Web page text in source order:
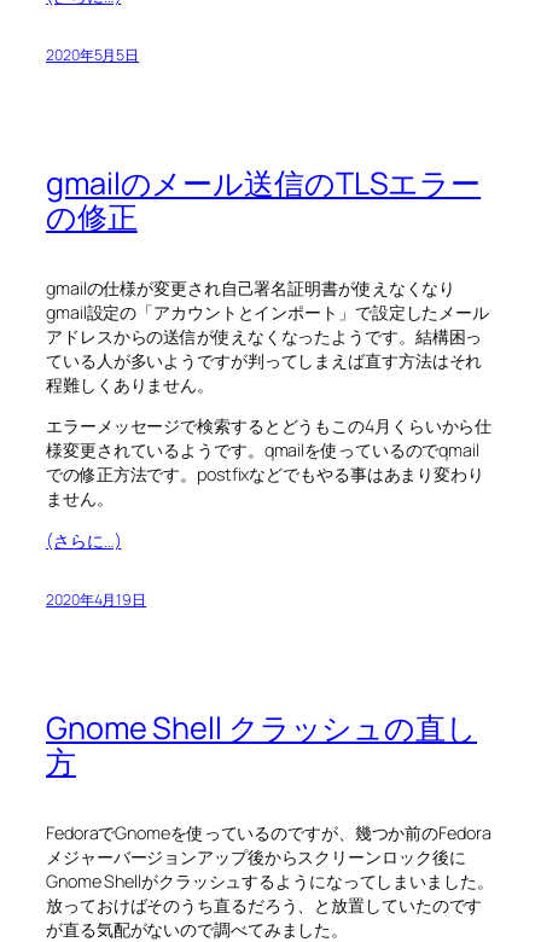
2020年5月5日
gmailのメール送信のTLSエラー
の修正
gmailの仕様が変更され自己署名証明書が使えなくなり
gmail設定の「アカウントとインポート」で設定したメール
アドレスからの送信が使えなくなったようです。結構困っ
ている人が多いようですが判ってしまえば直す方法はそれ
程難しくありません。
エラーメッセージで検索するとどうもこの4月くらいから仕
様変更されているようです。qmailを使っているのでqmail
での修正方法です。postfixなどでもやる事はあまり変わり
ません。
(さらに…)
2020年4月19日
Gnome Shell クラッシュの直し
方
FedoraでGnomeを使っているのですが、幾つか前のFedora
メジャーバージョンアップ後からスクリーンロック後に
Gnome Shellがクラッシュするようになってしまいました。
放っておけばそのうち直るだろう、と放置していたのです
が直る気配がないので調べてみました。